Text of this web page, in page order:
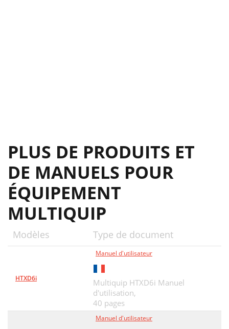
PLUS DE PRODUITS ET
DE MANUELS POUR
ÉQUIPEMENT
MULTIQUIP
Modèles Type de document
HTXD6i
Manuel d'utilisateur
Multiquip HTXD6i Manuel
d'utilisation,
40 pages
Manuel d'utilisateur